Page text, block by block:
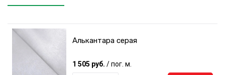
Алькантара серая
1 505 руб. / пог. м.